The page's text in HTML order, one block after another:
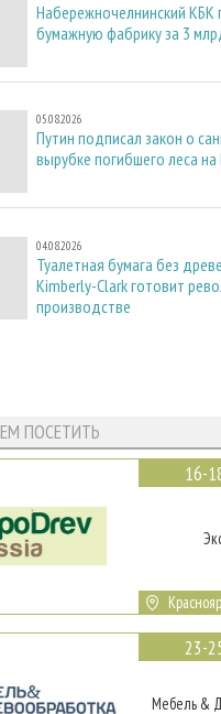
Набережночелнинский КБК
бумажную фабрику за 3
05.08.2026
Путин подписал закон о
вырубке погибшего леса на
04.08.2026
Туалетная бумага без
Kimberly-Clark готовит
производстве
ПОСЕТИТЬ
16-
23-
Мебель &